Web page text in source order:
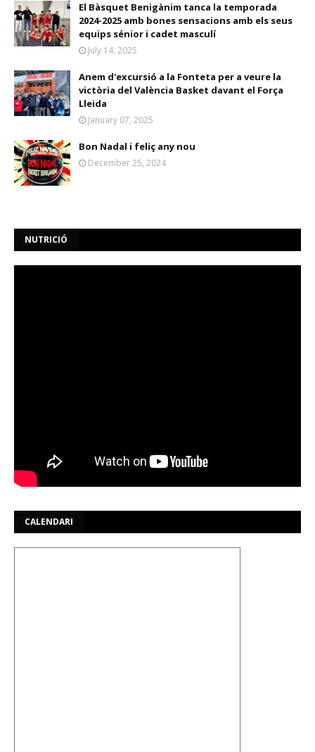
El Bàsquet Benigànim tanca la temporada
2024-2025 amb bones sensacions amb els seus
equips sénior i cadet masculí
July 14, 2025
Anem d'excursió a la Fonteta per a veure la
victòria del València Basket davant el Força
Lleida
January 07, 2025
Bon Nadal i feliç any nou
December 25, 2024
NUTRICIÓ
CALENDARI